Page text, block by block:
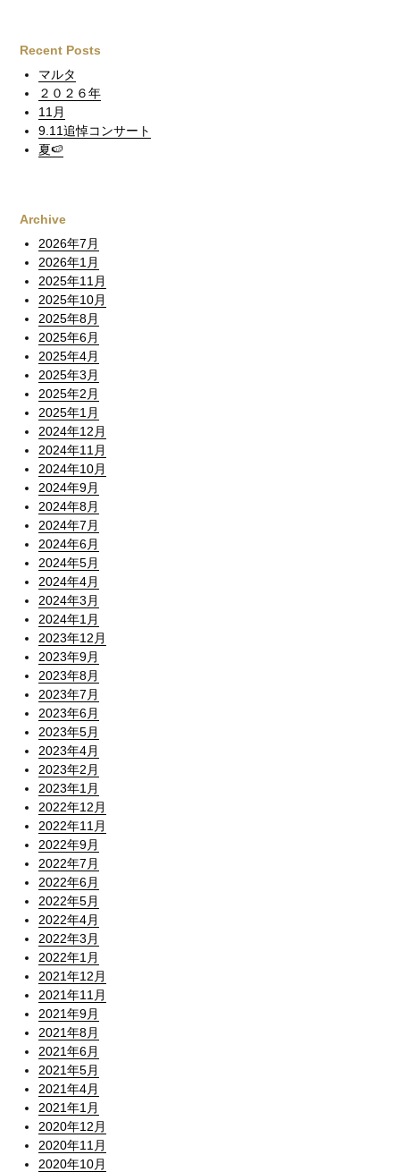
Recent Posts
マルタ
２０２６年
11月
9.11追悼コンサート
夏🍉
Archive
2026年7月
2026年1月
2025年11月
2025年10月
2025年8月
2025年6月
2025年4月
2025年3月
2025年2月
2025年1月
2024年12月
2024年11月
2024年10月
2024年9月
2024年8月
2024年7月
2024年6月
2024年5月
2024年4月
2024年3月
2024年1月
2023年12月
2023年9月
2023年8月
2023年7月
2023年6月
2023年5月
2023年4月
2023年2月
2023年1月
2022年12月
2022年11月
2022年9月
2022年7月
2022年6月
2022年5月
2022年4月
2022年3月
2022年1月
2021年12月
2021年11月
2021年9月
2021年8月
2021年6月
2021年5月
2021年4月
2021年1月
2020年12月
2020年11月
2020年10月